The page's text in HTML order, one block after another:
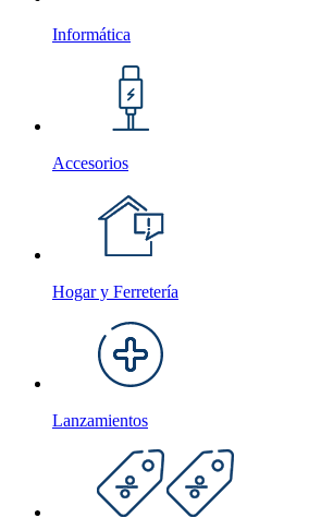
Informática
Accesorios
Hogar y Ferretería
Lanzamientos